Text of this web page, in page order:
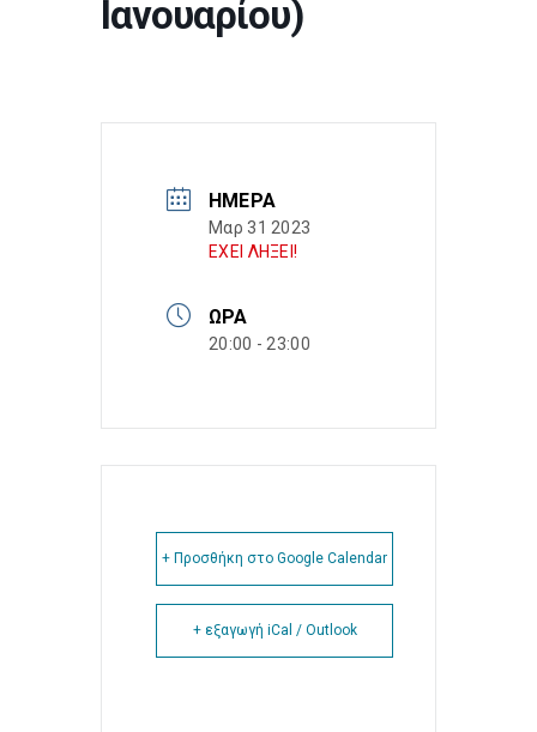
Ιανουαρίου)
ΗΜΈΡΑ
Μαρ 31 2023
ΕΧΕΙ ΛΗΞΕΙ!
ΏΡΑ
20:00 - 23:00
+ Προσθήκη στο Google Calendar
+ εξαγωγή iCal / Outlook